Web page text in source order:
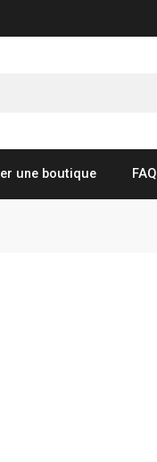
une boutique FAQ